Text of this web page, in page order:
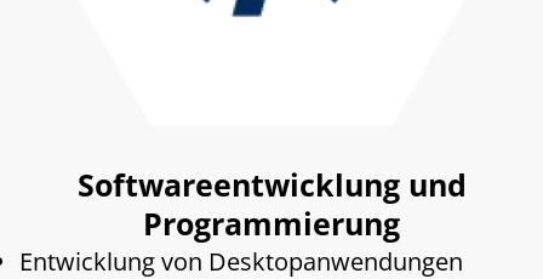
Softwareentwicklung und
Programmierung
Entwicklung von Desktopanwendungen